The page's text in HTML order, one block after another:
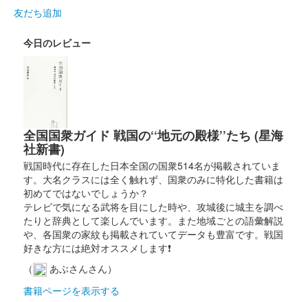
販売終了
沼田城跡 御城印
販売終了
沼田城 御城印 真田信之版
沼田城址 御城印 入梅
販売終了
沼田城跡 御城印
販売終了
友だち追加
今日のレビュー
全国国衆ガイド 戦国の‘‘地元の殿様’’たち (星海
社新書)
戦国時代に存在した日本全国の国衆514名が掲載されていま
す。大名クラスには全く触れず、国衆のみに特化した書籍は
初めてではないでしょうか？
テレビで気になる武将を目にした時や、攻城後に城主を調べ
たりと辞典として楽しんでいます。また地域ごとの語彙解説
や、各国衆の家紋も掲載されていてデータも豊富です。戦国
好きな方には絶対オススメします❗
（
あぶさんさん）
書籍ページを表示する